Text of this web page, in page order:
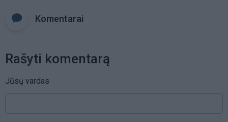
Komentarai
Rašyti komentarą
Jūsų vardas